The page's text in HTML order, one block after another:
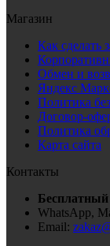
Магазин
Как сделать
Обмен и
Яндекс
Политика
Договор-
Политика
Карта сайта
Контакты
Бесплатный
WhatsApp,
Email: